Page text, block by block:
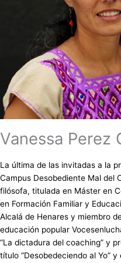
Vanessa Perez
La última de las invitadas a la
Campus Desobediente Mal del
filósofa, titulada en Máster en
en Formación Familiar y
Alcalá de Henares y miembro
educación popular
“La dictadura del coaching” y
título “Desobedeciendo al Yo”